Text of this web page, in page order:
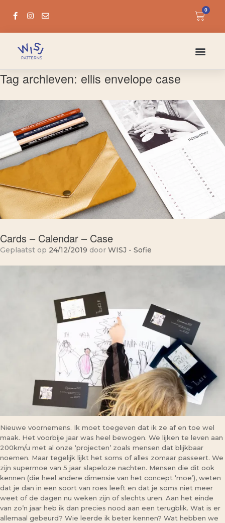
0
Tag archieven: ellis envelope case
Cards – Calendar – Case
Geplaatst op 24/12/2019 door WISJ - Sofie
Nieuwe voornemens. Ik moet toegeven dat ik ze af en toe wel
maak. Het voorbije jaar was heel bewogen. We lijken te leven aan
200km/u met al onze ‘projecten’ zoals mensen dat blijkbaar
noemen. Maar tegelijk lijkt het soms of alles zomaar passeert. We
zijn supermoe van 5 jaar slapeloze nachten. Mensen die dit ook
kennen (die heel andere dimensie van het concept ‘moe’), weten
dat je dan in een soort van roes leeft en dat je soms niet meer
weet of de dagen nu weken zijn of slechts uren. Aan het einde
van zo’n jaar heb ik dan precies nood aan een terugblik. Wat is er
allemaal gebeurd? Wie leerde ik beter kennen? Wat hebben we